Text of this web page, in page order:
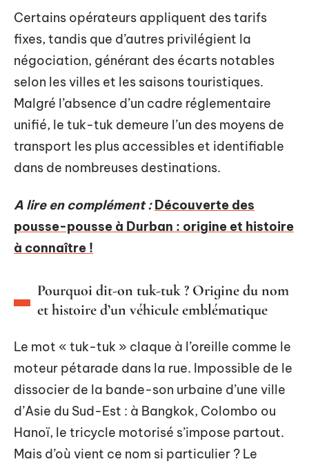
Certains opérateurs appliquent des tarifs
fixes, tandis que d’autres privilégient la
négociation, générant des écarts notables
selon les villes et les saisons touristiques.
Malgré l’absence d’un cadre réglementaire
unifié, le tuk-tuk demeure l’un des moyens de
transport les plus accessibles et identifiable
dans de nombreuses destinations.
A lire en complément : Découverte des
pousse-pousse à Durban : origine et histoire
à connaître !
Pourquoi dit-on tuk-tuk ? Origine du nom
et histoire d’un véhicule emblématique
Le mot « tuk-tuk » claque à l’oreille comme le
moteur pétarade dans la rue. Impossible de le
dissocier de la bande-son urbaine d’une ville
d’Asie du Sud-Est : à Bangkok, Colombo ou
Hanoï, le tricycle motorisé s’impose partout.
Mais d’où vient ce nom si particulier ? Le